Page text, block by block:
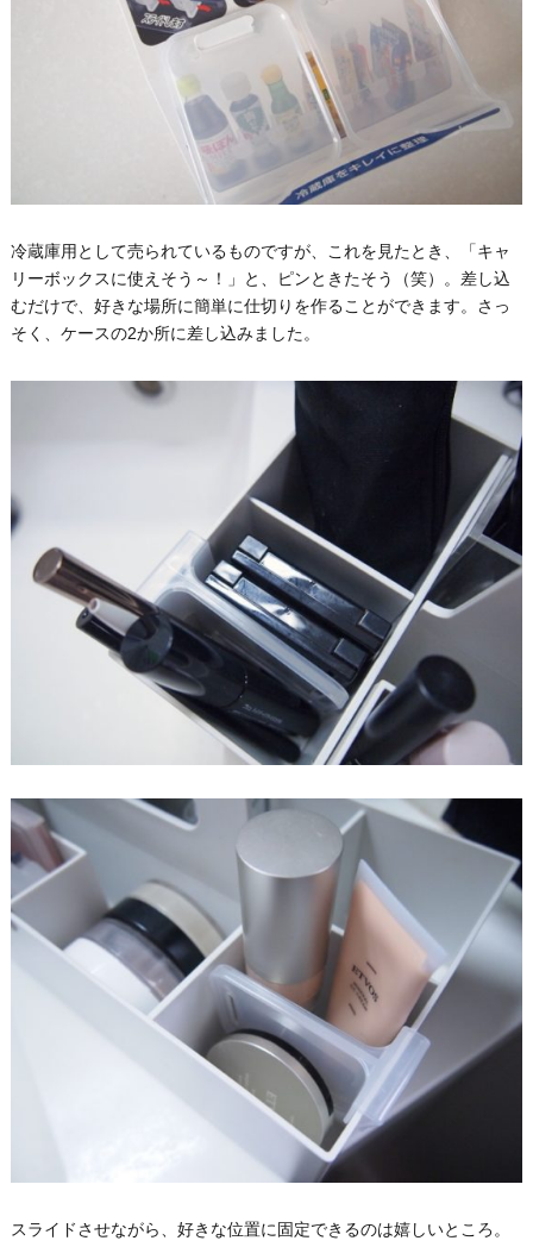
冷蔵庫用として売られているものですが、これを見たとき、「キャ
リーボックスに使えそう～！」と、ピンときたそう（笑）。差し込
むだけで、好きな場所に簡単に仕切りを作ることができます。さっ
そく、ケースの2か所に差し込みました。
スライドさせながら、好きな位置に固定できるのは嬉しいところ。